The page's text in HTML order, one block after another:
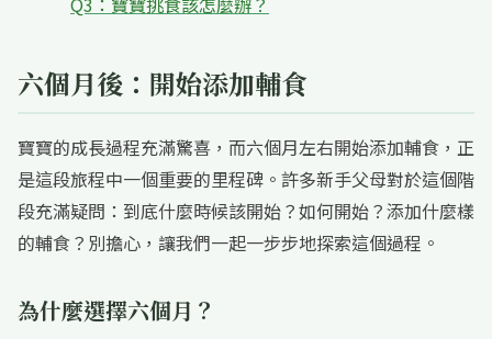
六個月後：開始添加輔食
寶寶的成長過程充滿驚喜，而六個月左右開始添加輔食，正
是這段旅程中一個重要的里程碑。許多新手父母對於這個階
段充滿疑問：到底什麼時候該開始？如何開始？添加什麼樣
的輔食？別擔心，讓我們一起一步步地探索這個過程。
為什麼選擇六個月？